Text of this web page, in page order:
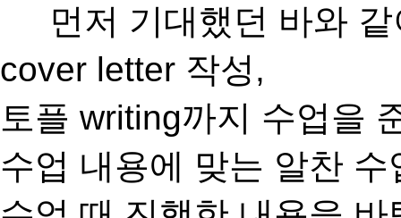
먼저 기대했던 바와 같
cover letter 작성,
토플 writing까지 수업을
수업 내용에 맞는 알찬